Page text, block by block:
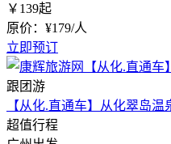
￥ 139起
原价：¥179/人
立即预订
跟团游
【从化.直通车】从化翠岛
超值行程